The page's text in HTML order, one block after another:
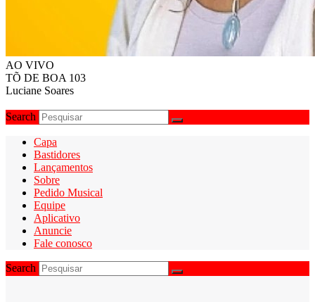
AO VIVO
TÕ DE BOA 103
Luciane Soares
Search
Capa
Bastidores
Lançamentos
Sobre
Pedido Musical
Equipe
Aplicativo
Anuncie
Fale conosco
Search